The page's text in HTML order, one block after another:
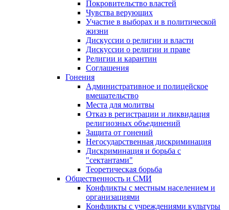
Покровительство властей
Чувства верующих
Участие в выборах и в политической
жизни
Дискуссии о религии и власти
Дискуссии о религии и праве
Религии и карантин
Соглашения
Гонения
Административное и полицейское
вмешательство
Места для молитвы
Отказ в регистрации и ликвидация
религиозных объединений
Защита от гонений
Негосударственная дискриминация
Дискриминация и борьба с
"сектантами"
Теоретическая борьба
Общественность и СМИ
Конфликты с местным населением и
организациями
Конфликты с учреждениями культуры